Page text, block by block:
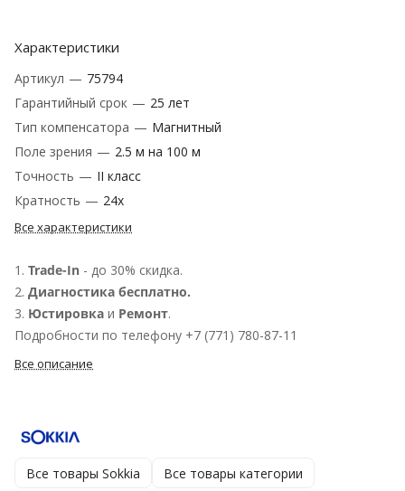
Характеристики
Артикул — 75794
Гарантийный срок — 25 лет
Тип компенсатора — Магнитный
Поле зрения — 2.5 м на 100 м
Точность — II класс
Кратность — ‎24х
Все характеристики
1. Trade-In - до 30% скидка.
2. Диагностика бесплатно.
3. Юстировка и Ремонт.
Подробности по телефону +7 (771) 780-87-11
Все описание
Все товары Sokkia Все товары категории